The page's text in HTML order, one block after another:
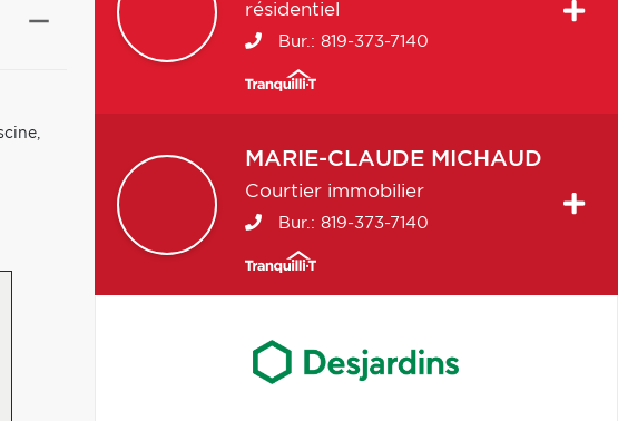
résidentiel
Bur.: 819-373-7140
MARIE-CLAUDE MICHAUD
Courtier immobilier
Bur.: 819-373-7140